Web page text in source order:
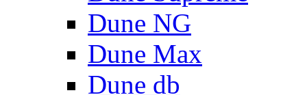
Dune NG
Dune Max
Dune db